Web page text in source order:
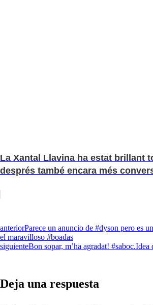
La Xantal Llavina ha estat brillant
després també encara més
anteriorParece un anuncio de #dyson pero es
el maravilloso #boadas
siguienteBon sopar, m’ha agradat!
Deja una respuesta